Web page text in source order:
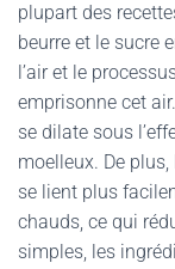
plupart des
beurre et le sucre
l’air et le
emprisonne cet
se dilate sous
moelleux. De
se lient plus
chauds, ce qui
simples, les